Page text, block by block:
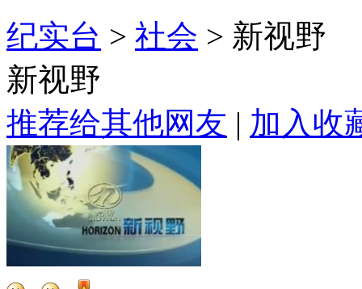
纪实台 > 社会 > 新视野
新视野
推荐给其他网友 | 加入收